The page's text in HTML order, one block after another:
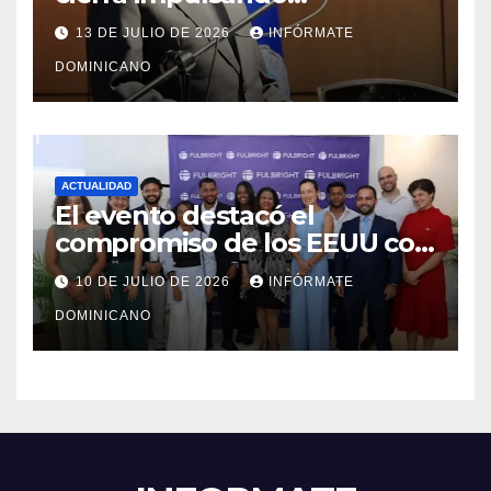
modernización, expansión y
transformación institucional
13 DE JULIO DE 2026 INFÓRMATE
DOMINICANO
ACTUALIDAD
El evento destacó el
compromiso de los EEUU con
el liderazgo, la innovación y la
excelencia académica por
más de ocho décadas.
10 DE JULIO DE 2026 INFÓRMATE
DOMINICANO